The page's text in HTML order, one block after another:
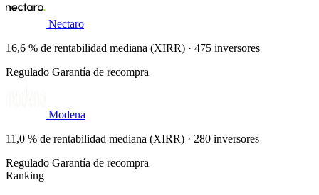
Nectaro
16,6 % de rentabilidad mediana (XIRR) · 475 inversores
Regulado Garantía de recompra
Modena
11,0 % de rentabilidad mediana (XIRR) · 280 inversores
Regulado Garantía de recompra
Ranking